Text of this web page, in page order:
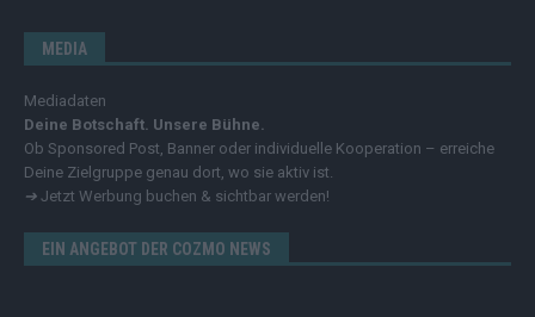
MEDIA
Mediadaten
Deine Botschaft. Unsere Bühne.
Ob Sponsored Post, Banner oder individuelle Kooperation – erreiche
Deine Zielgruppe genau dort, wo sie aktiv ist.
➔ Jetzt Werbung buchen & sichtbar werden!
EIN ANGEBOT DER COZMO NEWS